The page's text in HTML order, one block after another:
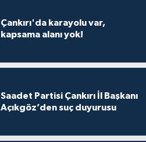
Çankırı'da karayolu var,
kapsama alanı yok!
Saadet Partisi Çankırı İl Başkanı
Açıkgöz’den suç duyurusu